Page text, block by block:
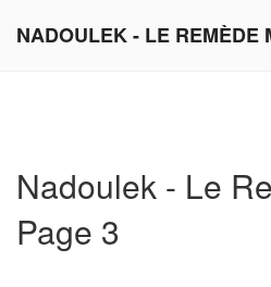
NADOULEK - LE REMÈDE
Nadoulek - Le
Page 3